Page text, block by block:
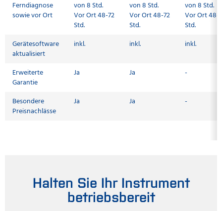
Ferndiagnose
sowie vor Ort
von 8 Std.
Vor Ort 48-72
Std.
von 8 Std.
Vor Ort 48-72
Std.
von 8 Std.
Vor Ort 48-
Std.
Gerätesoftware
aktualisiert
inkl. inkl. inkl.
Erweiterte
Garantie
Ja Ja -
Besondere
Preisnachlässe
Ja Ja -
Halten Sie Ihr Instrument
betriebsbereit